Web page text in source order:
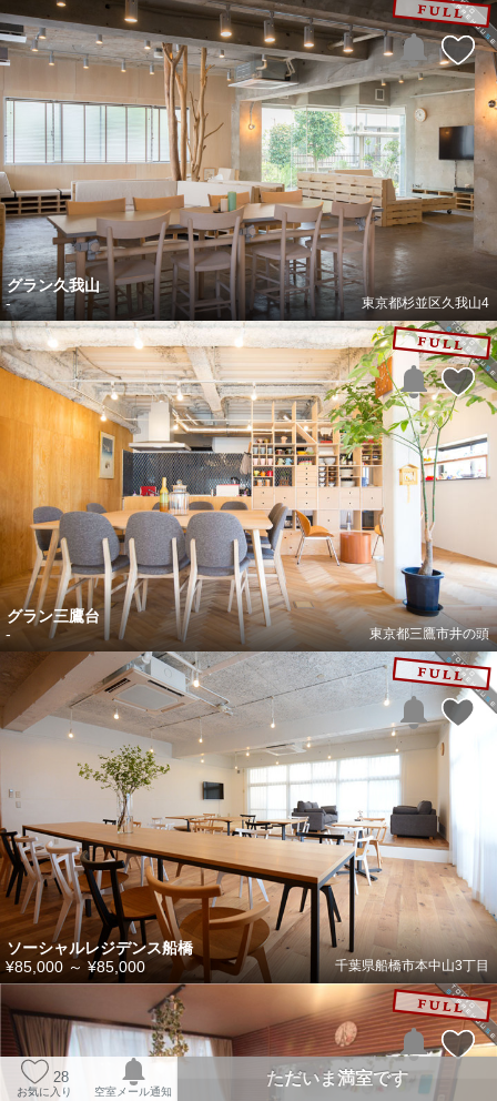
グラン久我山
東京都杉並区久我山4
-
グラン三鷹台
東京都三鷹市井の頭
-
ソーシャルレジデンス船橋
千葉県船橋市本中山3丁目
¥85,000 ～ ¥85,000
28
お気に入り 空室メール通知
ただいま満室です